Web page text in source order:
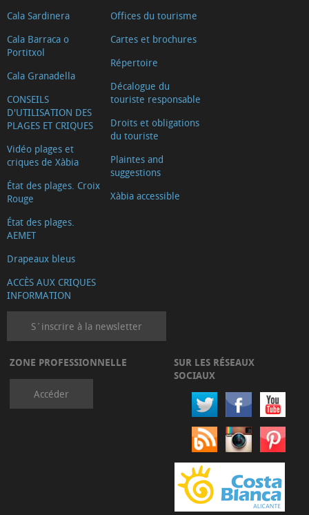
Cala Sardinera
Cala Barraca o
Portitxol
Cala Granadella
CONSEILS
D'UTILISATION DES
PLAGES ET CRIQUES
Vidéo plages et
criques de Xàbia
État des plages. Croix
Rouge
État des plages.
AEMET
Drapeaux bleus
ACCÈS AUX CRIQUES
INFORMATION
Offices du tourisme
Cartes et brochures
Répertoire
Décalogue du
touriste responsable
Droits et obligations
du touriste
Plaintes and
suggestions
Xàbia accessible
S´inscrire à la newsletter
ZONE PROFESSIONNELLE
Accéder
SUR LES RÉSEAUX
SOCIAUX